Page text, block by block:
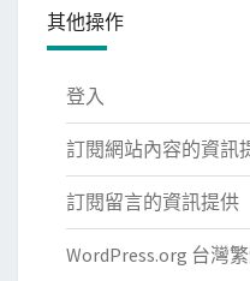
其他操作
登入
訂閱網站內容的資訊
訂閱留言的資訊提供
WordPress.org 台灣